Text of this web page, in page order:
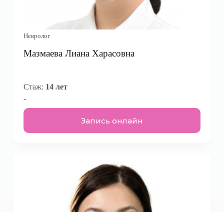
Невролог
Мазмаева Лиана Харасовна
Стаж: 14 лет
-
Запись онлайн